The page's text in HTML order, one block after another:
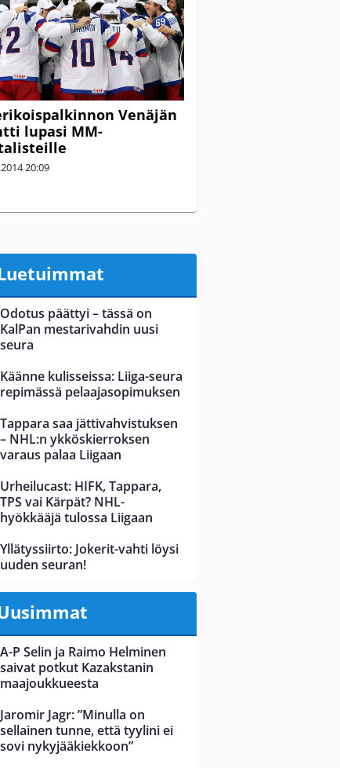
Venäjän
lupasi MM-
20:09
Odotus päättyi – tässä on
KalPan mestarivahdin uusi
seura
Käänne kulisseissa: Liiga-seura
repimässä pelaajasopimuksen
Tappara saa jättivahvistuksen
– NHL:n ykköskierroksen
varaus palaa Liigaan
Urheilucast: HIFK, Tappara,
TPS vai Kärpät? NHL-
hyökkääjä tulossa Liigaan
Yllätyssiirto: Jokerit-vahti löysi
uuden seuran!
A-P Selin ja Raimo Helminen
saivat potkut Kazakstanin
maajoukkueesta
Jaromir Jagr: ”Minulla on
sellainen tunne, että tyylini ei
sovi nykyjääkiekkoon”